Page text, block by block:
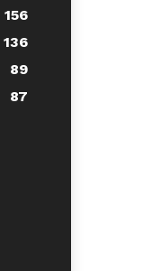
156
136
89
87